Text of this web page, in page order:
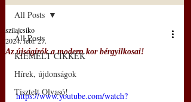
All Posts
KIEMELT CIKKEK
Hírek, újdonságok
Tisztelt Olvasó!
All Posts
Az újságírók a modern kor bérgyilkosai!
szilajcsiko
2024. febr. 27.
https://www.youtube.com/watch?